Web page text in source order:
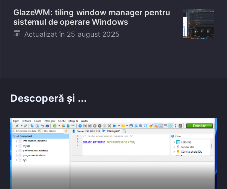
GlazeWM: tiling window manager pentru
sistemul de operare Windows
Posted
Actualizat în 25 august 2025
Descoperă și ...